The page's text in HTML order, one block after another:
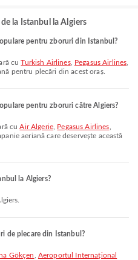
la Istanbul la Algiers
pentru zboruri din Istanbul?
cuTurkish Airlines, Pegasus Airlines
pentru plecări din acest oraș.
pentru zboruri către Algiers?
cuAir Algerie Pegasus Airlines
aeriană care deservește această
la Algiers?
de plecare din Istanbul?
Gökçen
Aeroportul Internațional